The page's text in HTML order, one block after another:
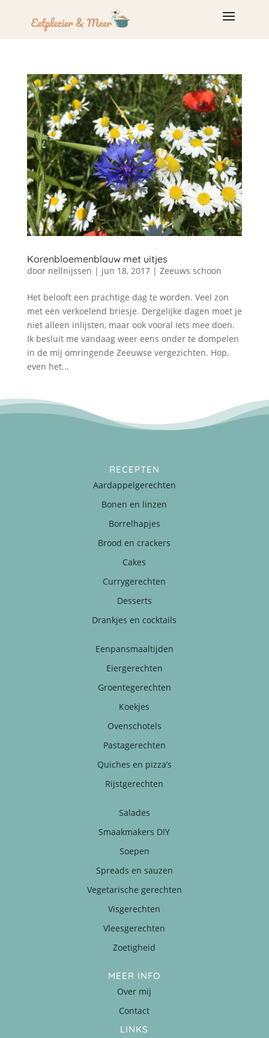
Korenbloemenblauw met uitjes
door nellnijssen | jun 18, 2017| Zeeuws schoon
Het belooft een prachtige dag te worden. Veel zon
met een verkoelend briesje. Dergelijke dagen moet je
niet alleen inlijsten, maar ook vooral iets mee doen.
Ik besluit me vandaag weer eens onder te dompelen
in de mij omringende Zeeuwse vergezichten. Hop,
even het...
RECEPTEN
Aardappelgerechten
Bonen en linzen
Borrelhapjes
Brood en crackers
Cakes
Currygerechten
Desserts
Drankjes en cocktails
Eenpansmaaltijden
Eiergerechten
Groentegerechten
Koekjes
Ovenschotels
Pastagerechten
Quiches en pizza’s
Rijstgerechten
Salades
Smaakmakers DIY
Soepen
Spreads en sauzen
Vegetarische gerechten
Visgerechten
Vleesgerechten
Zoetigheid
MEER INFO
Over mij
Contact
LINKS